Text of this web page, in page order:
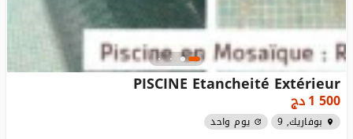
PISCINE Etancheité Extérieur
1 500دج
بوفاريك, 9 يوم واحد